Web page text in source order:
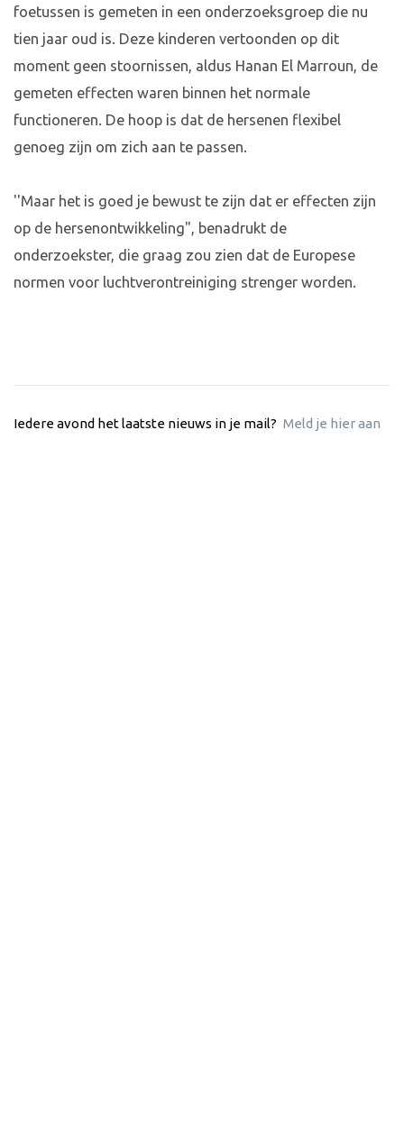
foetussen is gemeten in een onderzoeksgroep die nu
tien jaar oud is. Deze kinderen vertoonden op dit
moment geen stoornissen, aldus Hanan El Marroun, de
gemeten effecten waren binnen het normale
functioneren. De hoop is dat de hersenen flexibel
genoeg zijn om zich aan te passen.
''Maar het is goed je bewust te zijn dat er effecten zijn
op de hersenontwikkeling", benadrukt de
onderzoekster, die graag zou zien dat de Europese
normen voor luchtverontreiniging strenger worden.
Iedere avond het laatste nieuws in je mail? Meld je hier aan